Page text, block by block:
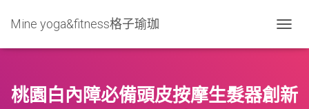
Mine yoga&fitness格子瑜珈
O
L
E
桃園白內障必備頭皮按摩生髮器創新